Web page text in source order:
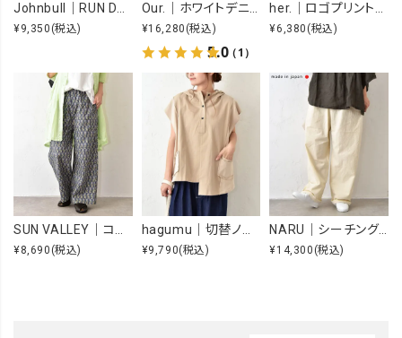
Johnbull｜RUN DMC RAISING HELL Tee [[JT263C39]][C]
¥9,350 (税込)
Our.｜ホワイトデニムオーバーオール [[Our-022-1]][C]
¥16,280 (税込)
5.0（1）
her.｜ロゴプリントTee [[MTAH604-0721]][C]
¥6,380 (税込)
¥8,690 (税込) ¥9,790(税込)
NARU｜シーチングハンドワッシャーノッポパンツ [[643855BE]][C]
¥14,300 (税込)